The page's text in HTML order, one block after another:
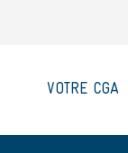
VOTRE CGA